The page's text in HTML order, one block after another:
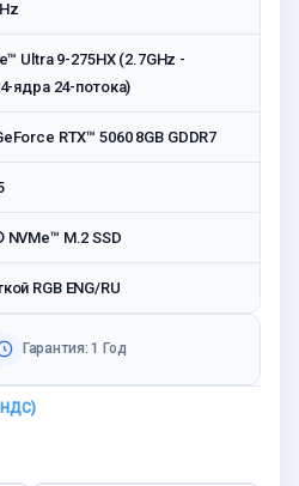
Ultra 9-275HX (2.7GHz -
ядра 24-потока)
RTX™ 5060 8GB GDDR7
NVMe™ M.2 SSD
RGB ENG/RU
Гарантия: 1 Год